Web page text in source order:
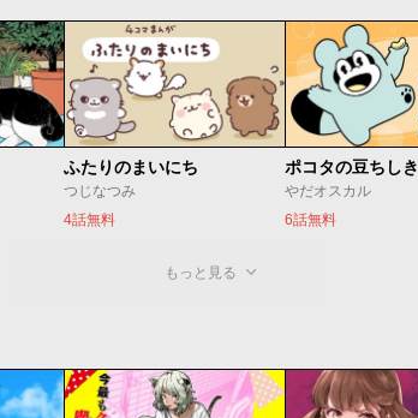
ふたりのまいにち
つじなつみ
4話無料
ポコタの豆ちしき
やだオスカル
6話無料
もっと見る